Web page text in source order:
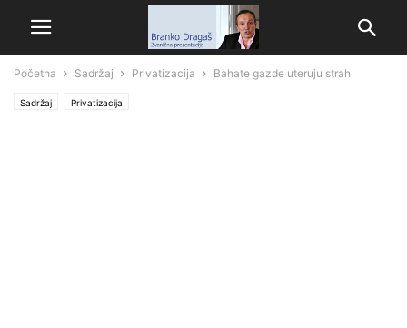
Početna Sadržaj Privatizacija Bahate gazde uteruju strah
Sadržaj Privatizacija